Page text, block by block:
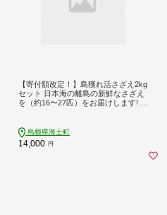
【寄付額改定！】島獲れ活さざえ2kg
セット 日本海の離島の新鮮なさざえ
を（約16〜27匹）をお届けします! 冷
ト お中元 御中元
島根県海士町
14,000 円